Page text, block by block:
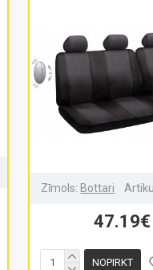
Zīmols: Bottari
47.19€
NOPIRKT